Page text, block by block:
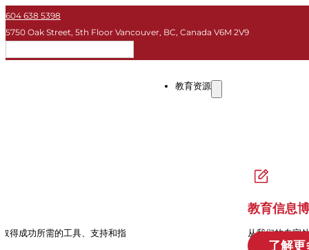
604 638 5398
5750 Oak Street, 5th Floor Vancouver, BC, Canada V6M 2V9
得成功所需的工具、支持和指
教育资源
教育信息
从我们的专家
了解更